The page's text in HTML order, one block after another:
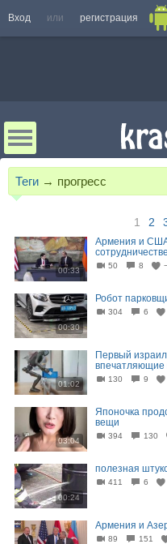
Вход или регистрация
Теги → прогресс
1 2
00:33
Армения и США
50 8
00:30
Робот
304 6
01:02
Первый
впечатляющие
130 9
03:04
Японочка
вещи
394 130
00:24
полезная
411 6
Армения и
89 151